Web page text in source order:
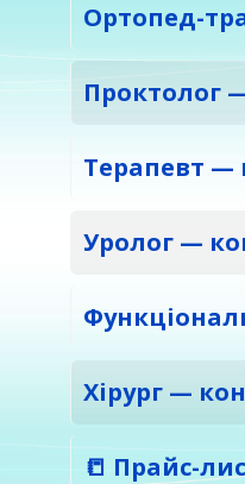
Ортопед-
Проктолог
Терапевт —
Уролог —
Хірург —
📒 Прайс-